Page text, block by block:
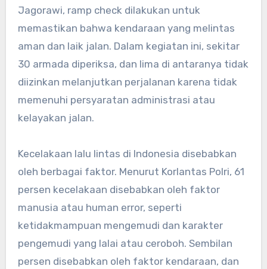
Jagorawi, ramp check dilakukan untuk
memastikan bahwa kendaraan yang melintas
aman dan laik jalan. Dalam kegiatan ini, sekitar
30 armada diperiksa, dan lima di antaranya tidak
diizinkan melanjutkan perjalanan karena tidak
memenuhi persyaratan administrasi atau
kelayakan jalan.
Kecelakaan lalu lintas di Indonesia disebabkan
oleh berbagai faktor. Menurut Korlantas Polri, 61
persen kecelakaan disebabkan oleh faktor
manusia atau human error, seperti
ketidakmampuan mengemudi dan karakter
pengemudi yang lalai atau ceroboh. Sembilan
persen disebabkan oleh faktor kendaraan, dan